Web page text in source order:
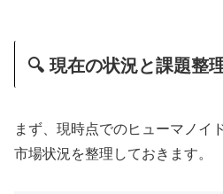
🔍 現在の状況と課題整
まず、現時点でのヒューマノイ
市場状況を整理しておきます。